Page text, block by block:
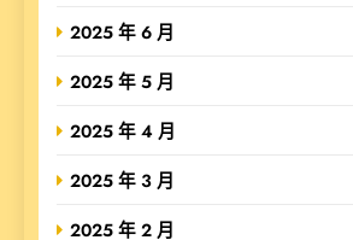
2025 年 6 月
2025 年 5 月
2025 年 4 月
2025 年 3 月
2025 年 2 月